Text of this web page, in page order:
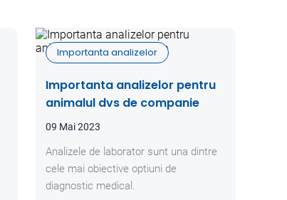
Importanta analizelor
Importanta analizelor pentru
animalul dvs de companie
09 Mai 2023
Analizele de laborator sunt una dintre
cele mai obiective optiuni de
diagnostic medical.